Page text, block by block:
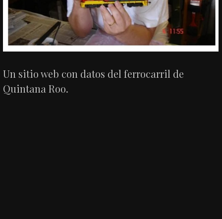
Un sitio web con datos del ferrocarril de
Quintana Roo.